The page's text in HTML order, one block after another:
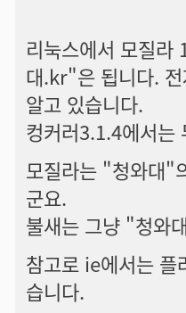
리눅스에서 모질
대.kr"은 됩니다.
알고 있습니다.
컹커러3.1.4에서는
모질라는 "청와대"
군요.
불새는 그냥 "청와
참고로 ie에서는 플
습니다.